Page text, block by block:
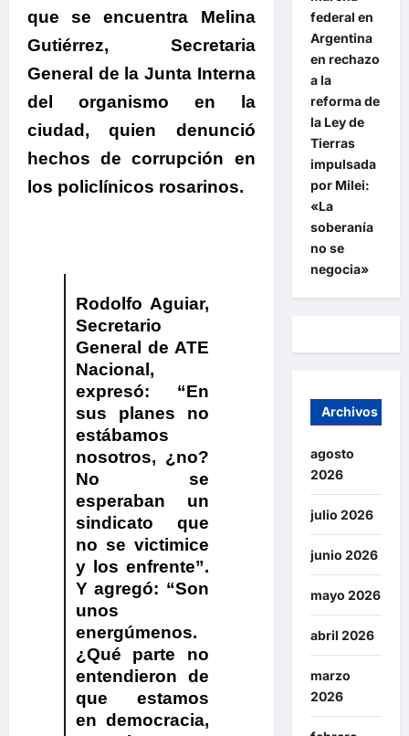
que se encuentra Melina
Gutiérrez, Secretaria
General de la Junta Interna
del organismo en la
ciudad, quien denunció
hechos de corrupción en
los policlínicos rosarinos.
Rodolfo Aguiar,
Secretario
General de ATE
Nacional ,
expresó: “En
sus planes no
estábamos
nosotros, ¿no?
No se
esperaban un
sindicato que
no se victimice
y los enfrente”.
Y agregó: “Son
unos
energúmenos.
¿Qué parte no
entendieron de
que estamos
en democracia,
federal en
Argentina
en rechazo
a la
reforma de
la Ley de
Tierras
impulsada
por Milei:
«La
soberanía
no se
negocia»
Archivos
agosto
2026
julio 2026
junio 2026
mayo 2026
abril 2026
marzo
2026